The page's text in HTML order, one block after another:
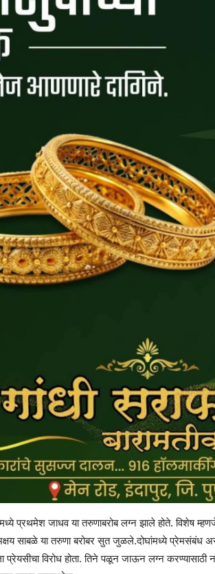
प्रथमेश जाधव या तरुणाबरोब लग्न झाले होते. विशेष म्हणजे
साबळे या तरुणा बरोबर सुत जुळले.दोघांमध्ये प्रेमसंबंध
प्रेयसीचा विरोध होता. तिने पळून जाऊन लग्न